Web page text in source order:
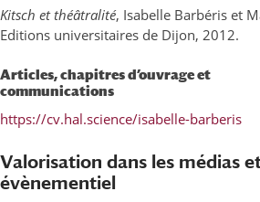
Kitsch et théâtralité, Isabelle Barbéris et
Editions universitaires de Dijon, 2012.
Articles, chapitres d’ouvrage et
communications
https://cv.hal.science/isabelle-barberis
Valorisation dans les médias
évènementiel